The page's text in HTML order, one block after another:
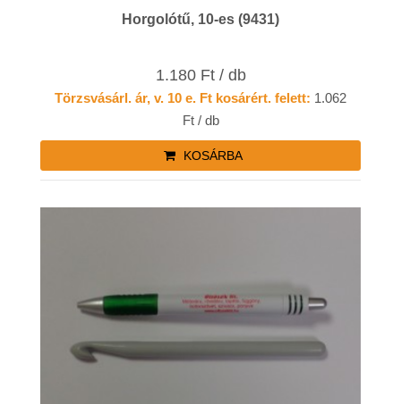
Horgolótű, 10-es (9431)
1.180 Ft / db
Törzsvásárl. ár, v. 10 e. Ft kosárért. felett: 1.062
Ft / db
KOSÁRBA